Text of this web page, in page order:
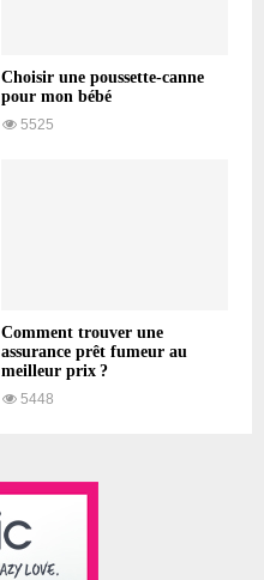
Choisir une poussette-canne
pour mon bébé
5525
Comment trouver une
assurance prêt fumeur au
meilleur prix ?
5448